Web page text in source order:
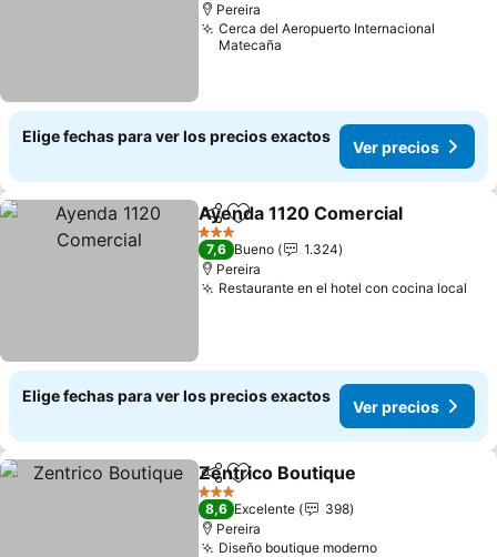
Pereira
Cerca del Aeropuerto Internacional
Matecaña
Elige fechas para ver los precios exactos
Ver precios
CompartirAgregar a favoritos
Ayenda 1120 Comercial
3 Estrellas
7,6 Bueno
1.324
Pereira
Restaurante en el hotel con cocina local
Elige fechas para ver los precios exactos
Ver precios
CompartirAgregar a favoritos
Zentrico Boutique
3 Estrellas
8,6 Excelente
398
Pereira
Diseño boutique moderno